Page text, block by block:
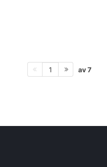
1 av 7